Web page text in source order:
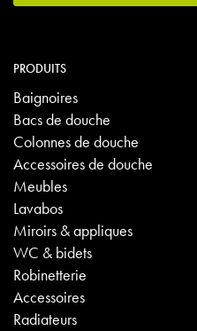
PRODUITS
Baignoires
Bacs de douche
Colonnes de douche
Accessoires de douche
Meubles
Lavabos
Miroirs & appliques
WC & bidets
Robinetterie
Accessoires
Radiateurs